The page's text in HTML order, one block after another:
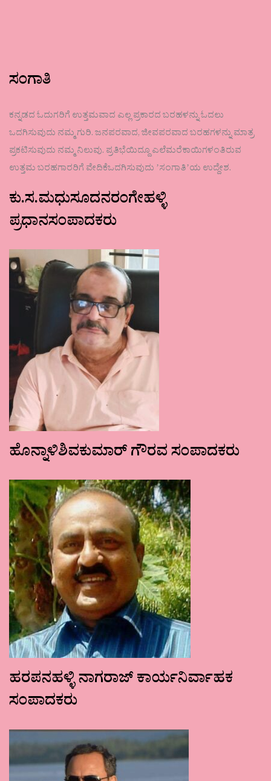
ಸಂಗಾತಿ
ಕನ್ನಡದ ಓದುಗರಿಗೆ ಉತ್ತಮವಾದ ಎಲ್ಲ ಪ್ರಕಾರದ ಬರಹಳನ್ನು ಓದಲು
ಒದಗಿಸುವುದು ನಮ್ಮ ಗುರಿ. ಜನಪರವಾದ, ಜೀವಪರವಾದ ಬರಹಗಳನ್ನು ಮಾತ್ರ
ಪ್ರಕಟಿಸುವುದು ನಮ್ಮ ನಿಲುವು. ಪ್ರತಿಭೆಯಿದ್ದೂ ಎಲೆಮರೆಕಾಯಿಗಳಂತಿರುವ
ಉತ್ತಮ ಬರಹಗಾರರಿಗೆ ವೇದಿಕೆಒದಗಿಸುವುದು ʼಸಂಗಾತಿʼಯ ಉದ್ದೇಶ.
ಕು.ಸ.ಮಧುಸೂದನರಂಗೇಹಳ್ಳಿ
ಪ್ರಧಾನಸಂಪಾದಕರು
ಹೊನ್ನಾಳಿಶಿವಕುಮಾರ್ ಗೌರವ ಸಂಪಾದಕರು
ಹರಪನಹಳ್ಳಿ ನಾಗರಾಜ್ ಕಾರ್ಯನಿರ್ವಾಹಕ
ಸಂಪಾದಕರು